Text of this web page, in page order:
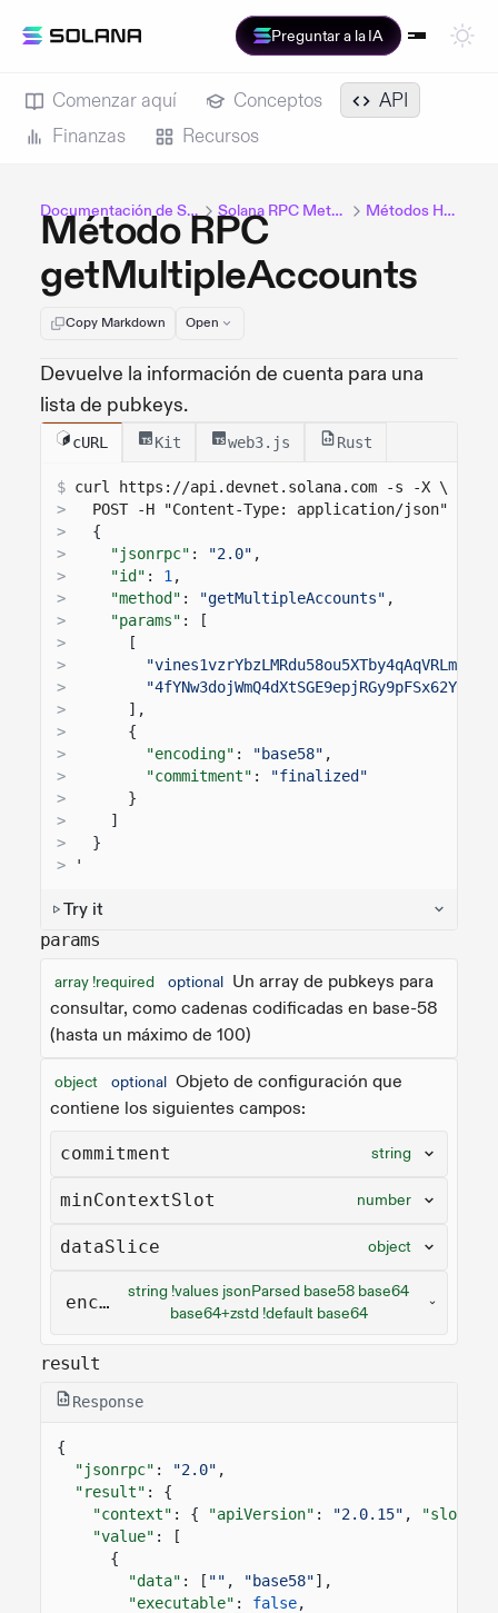
Preguntar a la IA
Comenzar aquí Conceptos
API
Finanzas
Recursos
Documentación de Solana Solana RPC Methods Métodos HTTP
Método RPC
getMultipleAccounts
Copy Markdown Open
Devuelve la información de cuenta para una
lista de pubkeys.
cURL Kit web3.js Rust
$ curl https://api.devnet.solana.com -s -X \
>
POST -H "Content-Type: application/json" -d
>
{
>
"jsonrpc" : "2.0" ,
>
"id" : 1 ,
>
"method" : "getMultipleAccounts" ,
>
"params" : [
>
[
>
>
>
],
>
{
>
"encoding" : "base58" ,
>
"commitment" :
"finalized"
>
}
>
]
>
}
>
'
Try it
params
array !required optional Un array de pubkeys para
consultar, como cadenas codificadas en base-58
(hasta un máximo de 100)
object optional Objeto de configuración que
contiene los siguientes campos:
commitment string
minContextSlot number
dataSlice object
encoding
string !values jsonParsed base58 base64
base64+zstd !default base64
result
Response
{
"jsonrpc" : "2.0" ,
"result" : {
"context" : { "apiVersion" : "2.0.15" , "slot"
"value" : [
{
"data" : [ "" , "base58"],
"executable" : false,